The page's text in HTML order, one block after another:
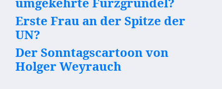
Erste Frau an der Spitze der
UN?
Der Sonntagscartoon von
Holger Weyrauch